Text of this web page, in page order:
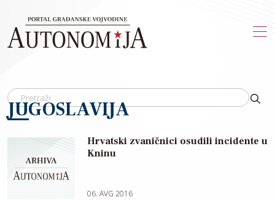
JUGOSLAVIJA
Hrvatski zvaničnici osudili incidente u
Kninu
06. AVG 2016